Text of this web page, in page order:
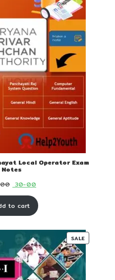
Local Operator Exam
Notes
Original
price
was:
00.
30-00Current
price
is:
00.
to cart
SALE
SALE